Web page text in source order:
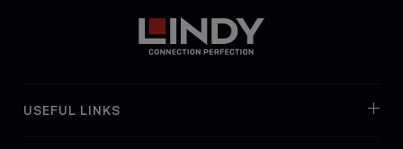
USEFUL LINKS